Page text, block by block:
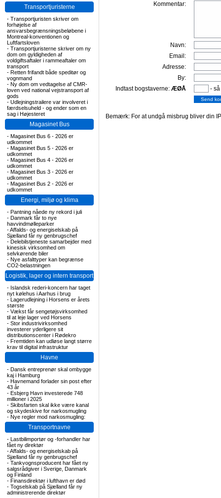
Transportjuristerne
- Transportjuristen skriver om
forhøjelse af
ansvarsbegrænsningsbeløbene i
Montreal-konventionen og
Luftfartsloven
- Transportjuristerne skriver om ny
dom om gyldigheden af
voldgiftsaftaler i rammeaftaler om
transport
- Retten frifandt både speditør og
vognmand
- Ny dom om vedtagelse af CMR-
loven ved national vejstransport af
gods
- Udlejningstrailere var involveret i
færdselsuheld - og ender som en
sag i Højesteret
Magasinet Bus
- Magasinet Bus 6 - 2026 er
udkommet
- Magasinet Bus 5 - 2026 er
udkommet
- Magasinet Bus 4 - 2026 er
udkommet
- Magasinet Bus 3 - 2026 er
udkommet
- Magasinet Bus 2 - 2026 er
udkommet
Energi, miljø og klima
- Pantning nåede ny rekord i juli
- Danmark får to nye
havvindmølleparker
-Affalds- og energiselskab på
Sjælland får ny genbrugschef
- Delebilstjeneste samarbejder med
kinesisk virksomhed om
selvkørende biler
- Nye asfalttyper kan begrænse
CO2-belastningen
Logistik, lager og intern transport
- Islandsk rederi-koncern har taget
nyt kølehus i Aarhus i brug
- Lagerudlejning i Horsens er årets
største
- Vækst får sengetøjsvirksomhed
til at leje lager ved Horsens
- Stor industrivirksomhed
investerer yderligere sit
distributionscenter i Rødekro
- Fremtiden kan udløse langt større
krav til digital infrastruktur
Havne
- Dansk entreprenør skal ombygge
kaj i Hamburg
- Havnemand forlader sin post efter
43 år
- Esbjerg Havn investerede 748
millioner i 2025
- Skibsfarten skal ikke være kanal
og skydeskive for narkosmugling
- Nye regler mod narkosmugling:
Transportnavne
- Lastbilimportør og -forhandler har
fået ny direktør
-Affalds- og energiselskab på
Sjælland får ny genbrugschef
- Tankvognsproducent har fået ny
salgsrådgiver i Sverige, Danmark
og Finland
- Finansdirektør i lufthavn er død
- Togselskab på Sjælland får ny
administrerende direktør
Kommentar:
Navn:
Email:
Adresse:
By:
Indtast bogstaverne: ÆØÅ -
Bemærk: For at undgå misbrug bliver din